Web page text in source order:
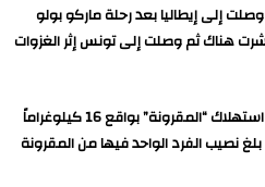
وصلت إلى إيطاليا بعد رحلة ماركو بولو
هناك ثم وصلت إلى تونس إثر الغزوات
تحتل تونس المرتبة الثانية عالمياً في استهلاك “المقرونة” بواقع 16 كيلوغراماً
نصيب الفرد الواحد فيها من المقرونة